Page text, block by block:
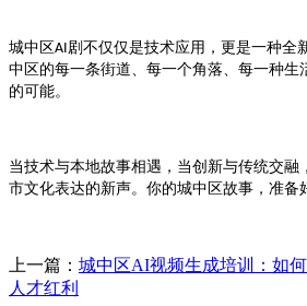
城中区AI 剧不仅仅是技术应用，更是一种全
中区 的每一条街道、每一个角落、每一种生
的可能。
当技术与本地故事相遇，当创新与传统交融，
市文化表达的新声。你的城中区故事，准备
上一篇： 城中区AI视频生成培训：如
人才红利